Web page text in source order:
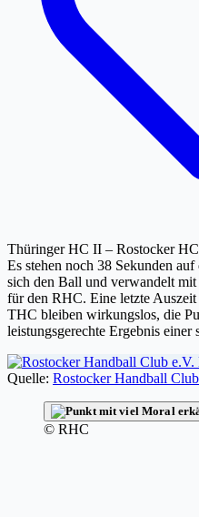
Thüringer HC II – Rostocker
Es stehen noch 38 Sekunden
sich den Ball und verwandelt
für den RHC. Eine letzte
THC bleiben wirkungslos, die
leistungsgerechte Ergebnis
Quelle: Rostocker Handball
© RHC